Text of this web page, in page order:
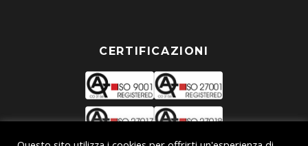
CERTIFICAZIONI